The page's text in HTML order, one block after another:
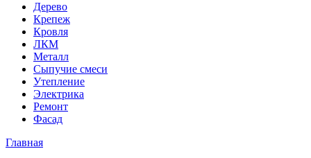
Дерево
Крепеж
Кровля
ЛКМ
Металл
Сыпучие смеси
Утепление
Электрика
Ремонт
Фасад
Главная